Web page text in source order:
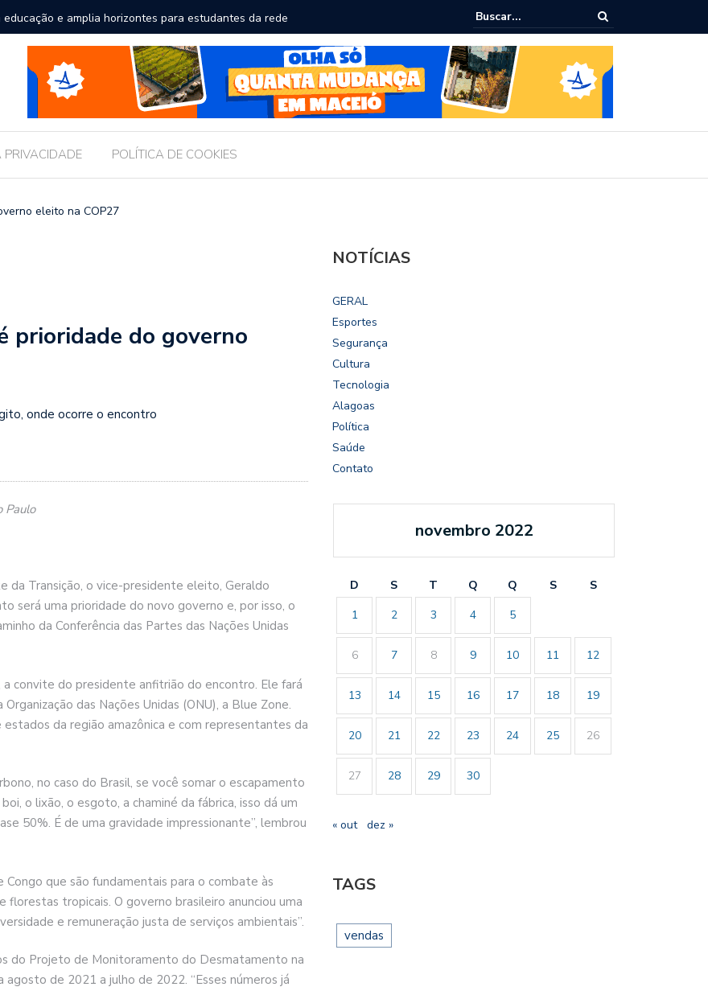
e amplia horizontes para estudantes da rede
Chico Filho destaca potencial esportivo, turístico e econômico da Maratona
Internacional de Maceió
PRIVACIDADE POLÍTICA DE COOKIES
eleito na COP27
prioridade do governo
onde ocorre o encontro
Paulo
da Transição, o vice-presidente eleito, Geraldo
será uma prioridade do novo governo e, por isso, o
da Conferência das Partes das Nações Unidas
convite do presidente anfitrião do encontro. Ele fará
das Nações Unidas (ONU), a Blue Zone.
da região amazônica e com representantes da
no caso do Brasil, se você somar o escapamento
o lixão, o esgoto, a chaminé da fábrica, isso dá um
50%. É de uma gravidade impressionante”, lembrou
que são fundamentais para o combate às
florestas tropicais. O governo brasileiro anunciou uma
e remuneração justa de serviços ambientais”.
do Projeto de Monitoramento do Desmatamento na
de 2021 a julho de 2022. “Esses números já
NOTÍCIAS
GERAL
Esportes
Segurança
Cultura
Tecnologia
Alagoas
Política
Saúde
Contato
novembro 2022
D S T Q Q S
S
1
2 3 4 5
6 7 8 9 10 11 12
13 14 15 16 17 18 19
20 21 22 23 24 25 26
27 28 29 30
« out dez »
TAGS
vendas